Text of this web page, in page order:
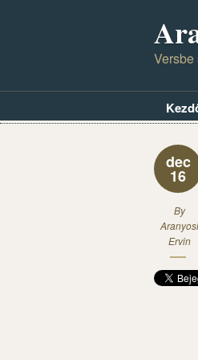
Versbe
dec
16
By
Aranyosi
Ervin